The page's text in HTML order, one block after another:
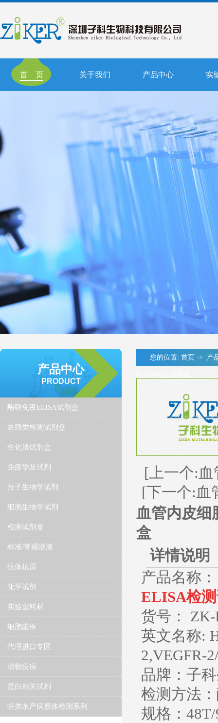
首 页 关于我们 产品中心 实
产品中心
PRODUCT
酶联免疫ELISA试剂盒
农残类检测试剂盒
生化法试剂盒
免疫学及试剂
分子生物学试剂
细胞生物学试剂
检测试剂盒
标准/常规溶液
抗体抗原
化学试剂
实验室耗材
细胞菌株
代理进口专区
动物疫病
蛋白相关试剂
虾类水产病原体检测系列
您的位置: 首页 -> 产
[上一个:血
[下一个:血
血管内皮细
盒
详情说明
产品名称：
ELISA检
货号： ZK-
英文名称:
2,VEGFR-
品牌：子
检测方法
规格：